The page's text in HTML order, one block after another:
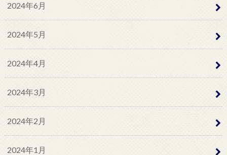
2024年6月
2024年5月
2024年4月
2024年3月
2024年2月
2024年1月